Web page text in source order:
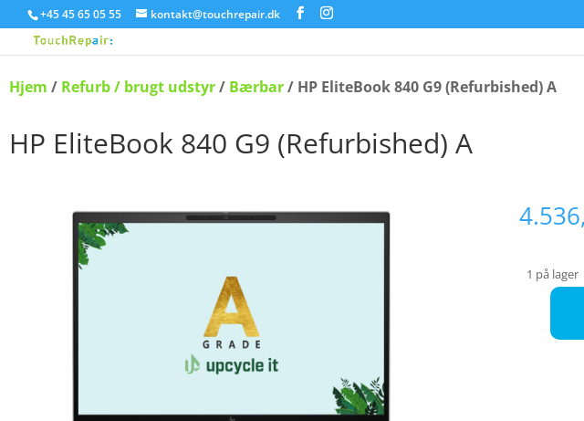
+45 45 65 05 55 kontakt@touchrepair.dk
Hjem / Refurb / brugt udstyr/ Bærbar/ HP EliteBook 840 G9 (Refurbished) A
HP EliteBook 840 G9 (Refurbished) A
1 på lager